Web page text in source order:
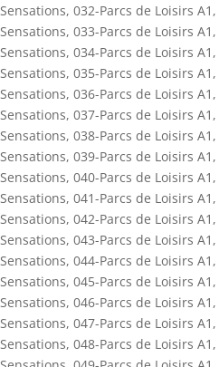
Sensations, 032-Parcs de Loisirs A1 ,
Sensations, 033-Parcs de Loisirs A1 ,
Sensations, 034-Parcs de Loisirs A1 ,
Sensations, 035-Parcs de Loisirs A1 ,
Sensations, 036-Parcs de Loisirs A1 ,
Sensations, 037-Parcs de Loisirs A1 ,
Sensations, 038-Parcs de Loisirs A1 ,
Sensations, 039-Parcs de Loisirs A1 ,
Sensations, 040-Parcs de Loisirs A1 ,
Sensations, 041-Parcs de Loisirs A1 ,
Sensations, 042-Parcs de Loisirs A1 ,
Sensations, 043-Parcs de Loisirs A1 ,
Sensations, 044-Parcs de Loisirs A1 ,
Sensations, 045-Parcs de Loisirs A1 ,
Sensations, 046-Parcs de Loisirs A1 ,
Sensations, 047-Parcs de Loisirs A1 ,
Sensations, 048-Parcs de Loisirs A1 ,